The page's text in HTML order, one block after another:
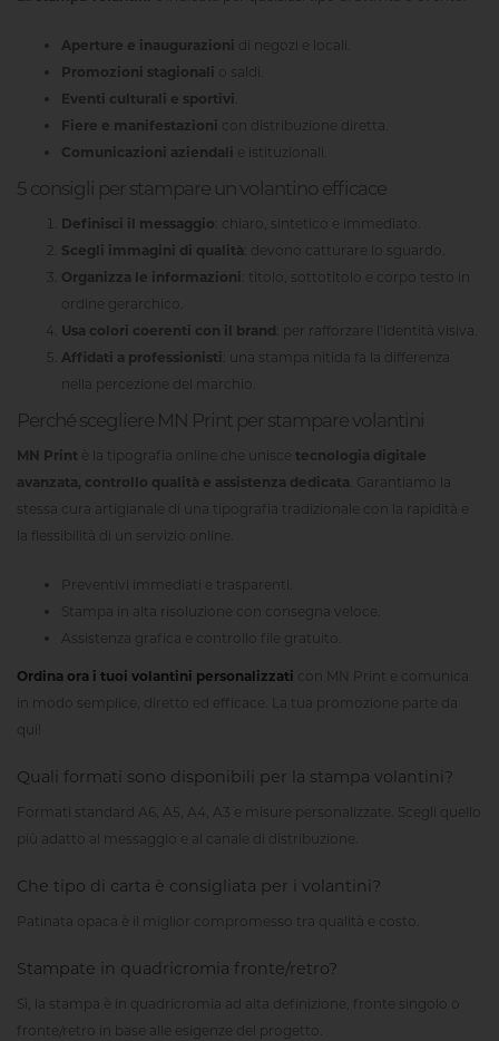
Aperture e inaugurazioni
di negozi e locali.
Promozioni stagionali
o saldi.
Eventi culturali e sportivi
Fiere e manifestazioni
con distribuzione diretta.
Comunicazioni aziendali
e istituzionali.
5 consigli per stampare un volantino efficace
Definisci il messaggio : chiaro, sintetico e immediato.
Scegli immagini di qualità : devono catturare lo sguardo.
Organizza le informazioni : titolo, sottotitolo e corpo testo in
ordine gerarchico.
Usa colori coerenti con il brand : per rafforzare l’identità visiva.
Affidati a professionisti
: una stampa nitida fa la differenza
nella percezione del marchio.
Perché scegliere MN Print per stampare volantini
MN Print è la tipografia online che unisce tecnologia digitale
avanzata, controllo qualità e assistenza dedicata . Garantiamo la
stessa cura artigianale di una tipografia tradizionale con la rapidità e
la flessibilità di un servizio online.
Preventivi immediati e trasparenti.
Stampa in alta risoluzione con consegna veloce.
Assistenza grafica e controllo file gratuito.
Ordina ora i tuoi volantini personalizzati con MN Print e comunica
in modo semplice, diretto ed efficace. La tua promozione parte da
qui!
Quali formati sono disponibili per la stampa volantini?
Formati standard A6, A5, A4, A3 e misure personalizzate. Scegli quello
più adatto al messaggio e al canale di distribuzione.
Che tipo di carta è consigliata per i volantini?
Patinata opaca è il miglior compromesso tra qualità e costo.
Stampate in quadricromia fronte/retro?
Sì, la stampa è in quadricromia ad alta definizione, fronte singolo o
fronte/retro in base alle esigenze del progetto.